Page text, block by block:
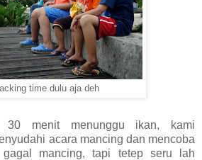
time dulu aja deh
menit menunggu ikan, kami
acara mancing dan mencoba
mancing, tapi tetep seru lah